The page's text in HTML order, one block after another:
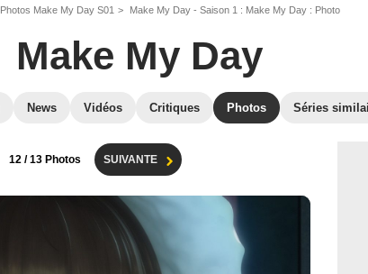
Photos Make My Day S01 Make My Day - Saison 1 : Make My Day : Photo
Make My Day
News Vidéos Critiques Photos Séries
12 / 13 Photos SUIVANTE